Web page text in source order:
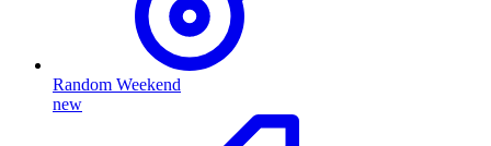
Random Weekend
new